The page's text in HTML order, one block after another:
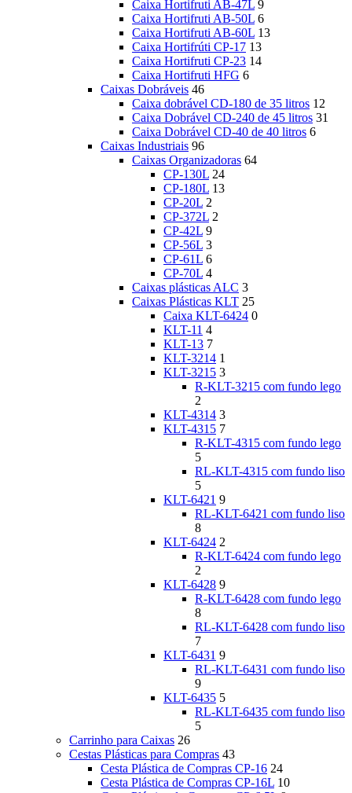
Caixa Hortifruti AB-47L 9
Caixa Hortifruti AB-50L 6
Caixa Hortifruti AB-60L 13
Caixa Hortifrúti CP-17 13
Caixa Hortifruti CP-23 14
Caixa Hortifruti HFG 6
Caixas Dobráveis 46
Caixa dobrável CD-180 de 35 litros 12
Caixa Dobrável CD-240 de 45 litros 31
Caixa Dobrável CD-40 de 40 litros 6
Caixas Industriais 96
Caixas Organizadoras 64
CP-130L 24
CP-180L 13
CP-20L 2
CP-372L 2
CP-42L 9
CP-56L 3
CP-61L 6
CP-70L 4
Caixas plásticas ALC 3
Caixas Plásticas KLT 25
Caixa KLT-6424 0
KLT-11 4
KLT-13 7
KLT-3214 1
KLT-3215 3
R-KLT-3215 com fundo lego
2
KLT-4314 3
KLT-4315 7
R-KLT-4315 com fundo lego
5
RL-KLT-4315 com fundo liso
5
KLT-6421 9
RL-KLT-6421 com fundo liso
8
KLT-6424 2
R-KLT-6424 com fundo lego
2
KLT-6428 9
R-KLT-6428 com fundo lego
8
RL-KLT-6428 com fundo liso
7
KLT-6431 9
RL-KLT-6431 com fundo liso
9
KLT-6435 5
RL-KLT-6435 com fundo liso
5
Carrinho para Caixas 26
Cestas Plásticas para Compras 43
Cesta Plástica de Compras CP-16 24
Cesta Plástica de Compras CP-16L 10